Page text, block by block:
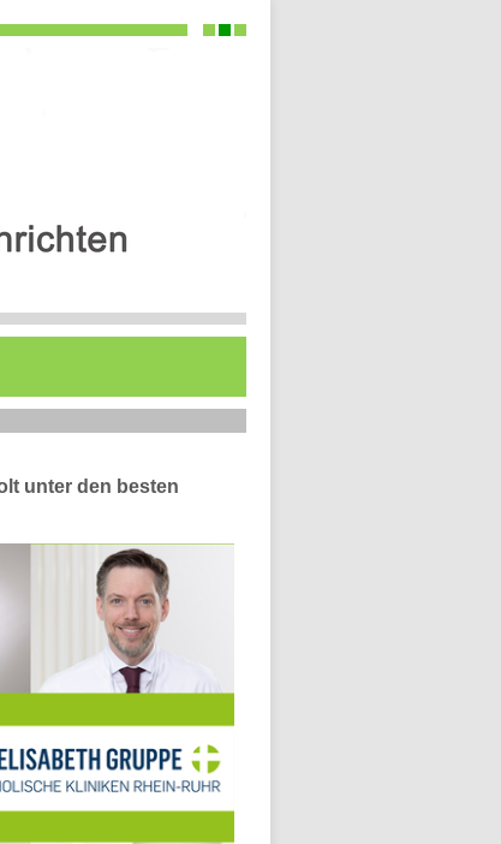
unter den besten